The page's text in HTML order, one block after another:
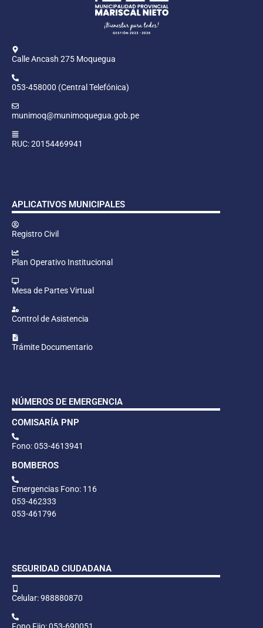
Calle Ancash 275 Moquegua
053-458000 (Central Telefónica)
munimoq@munimoquegua.gob.pe
RUC: 20154469941
APLICATIVOS MUNICIPALES
Registro Civil
Plan Operativo Institucional
Mesa de Partes Virtual
Control de Asistencia
Trámite Documentario
NÚMEROS DE EMERGENCIA
COMISARÍA PNP
Fono: 053-4613941
BOMBEROS
Emergencias Fono: 116
053-462333
053-461796
SEGURIDAD CIUDADANA
Celular: 988880870
Fono Fijo: 053-690051